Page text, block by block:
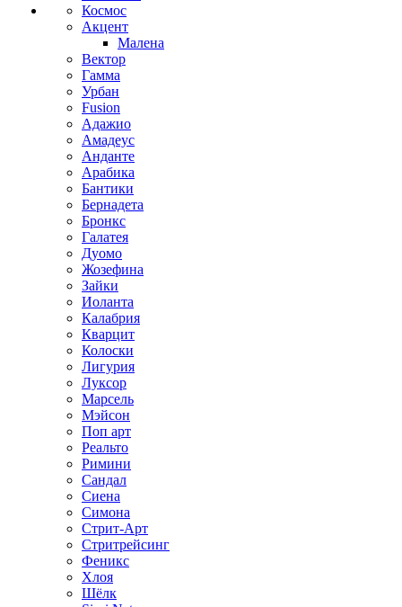
Космос
Акцент
Малена
Вектор
Гамма
Урбан
Fusion
Адажио
Амадеус
Анданте
Арабика
Бантики
Бернадета
Бронкс
Галатея
Дуомо
Жозефина
Зайки
Иоланта
Калабрия
Кварцит
Колоски
Лигурия
Луксор
Марсель
Мэйсон
Поп арт
Реальто
Римини
Сандал
Сиена
Симона
Стрит-Арт
Стритрейсинг
Феникс
Хлоя
Шёлк